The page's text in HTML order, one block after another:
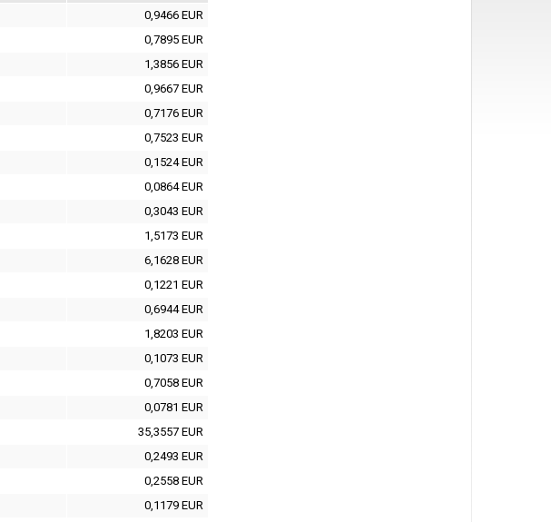
0,9466 EUR
0,7895 EUR
1,3856 EUR
0,9667 EUR
0,7176 EUR
0,7523 EUR
0,1524 EUR
0,0864 EUR
0,3043 EUR
1,5173 EUR
6,1628 EUR
0,1221 EUR
0,6944 EUR
1,8203 EUR
0,1073 EUR
0,7058 EUR
0,0781 EUR
35,3557 EUR
0,2493 EUR
0,2558 EUR
0,1179 EUR